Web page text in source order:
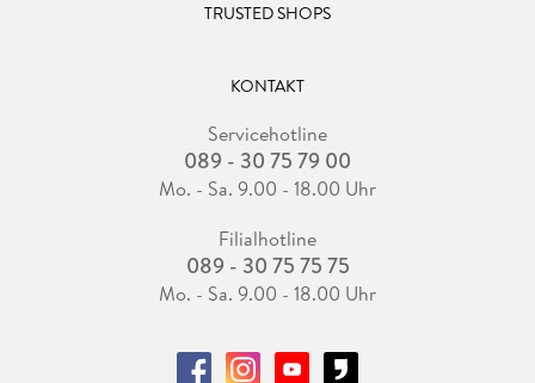
TRUSTED SHOPS
KONTAKT
Servicehotline
089 - 30 75 79 00
Mo. - Sa. 9.00 - 18.00 Uhr
Filialhotline
089 - 30 75 75 75
Mo. - Sa. 9.00 - 18.00 Uhr